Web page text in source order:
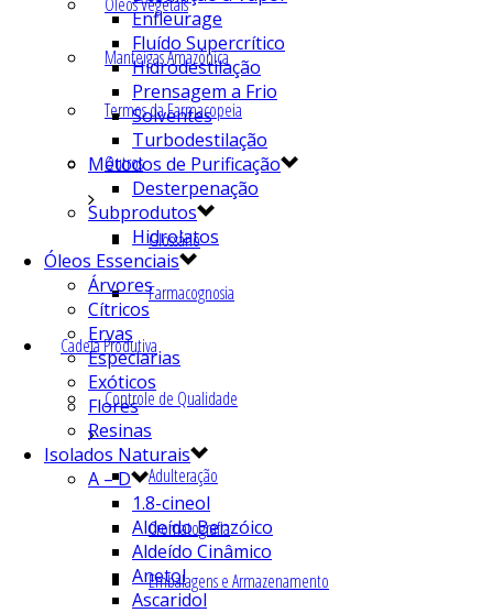
Manteigas Amazônica
Termos da Farmacopeia
Outros
Glossário
Farmacognosia
Cadeia Produtiva
Controle de Qualidade
Adulteração
Cromatografia
Embalagens e Armazenamento
Enfleurage
Fluído Supercrítico
Hidrodestilação
Prensagem a Frio
Solventes
Turbodestilação
Métodos de Purificação
Desterpenação
Subprodutos
Hidrolatos
Óleos Essenciais
Árvores
Cítricos
Ervas
Especiarias
Exóticos
Flores
Resinas
Isolados Naturais
A – D
1.8-cineol
Aldeído Benzóico
Aldeído Cinâmico
Anetol
Ascaridol